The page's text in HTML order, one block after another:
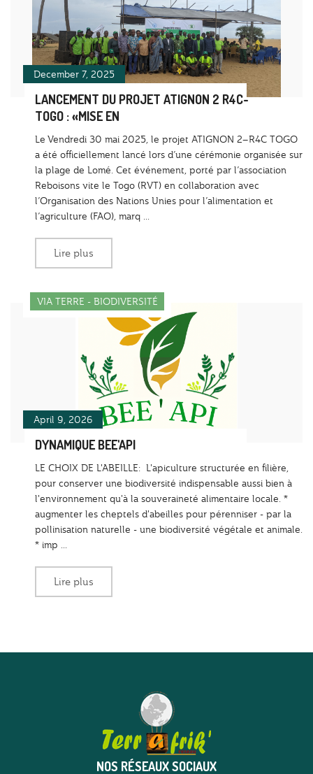
December 7, 2025
LANCEMENT DU PROJET ATIGNON 2 R4C-
TOGO : «MISE EN
Le Vendredi 30 mai 2025, le projet ATIGNON 2–R4C TOGO
a été officiellement lancé lors d’une cérémonie organisée sur
la plage de Lomé. Cet événement, porté par l’association
Reboisons vite le Togo (RVT) en collaboration avec
l’Organisation des Nations Unies pour l’alimentation et
l’agriculture (FAO), marq ...
Lire plus
April 9, 2026
VIA TERRE - BIODIVERSITÉ
DYNAMIQUE BEE'API
LE CHOIX DE L'ABEILLE: L'apiculture structurée en filière,
pour conserver une biodiversité indispensable aussi bien à
l'environnement qu'à la souveraineté alimentaire locale. *
augmenter les cheptels d'abeilles pour pérenniser - par la
pollinisation naturelle - une biodiversité végétale et animale.
* imp ...
Lire plus
NOS RÉSEAUX SOCIAUX